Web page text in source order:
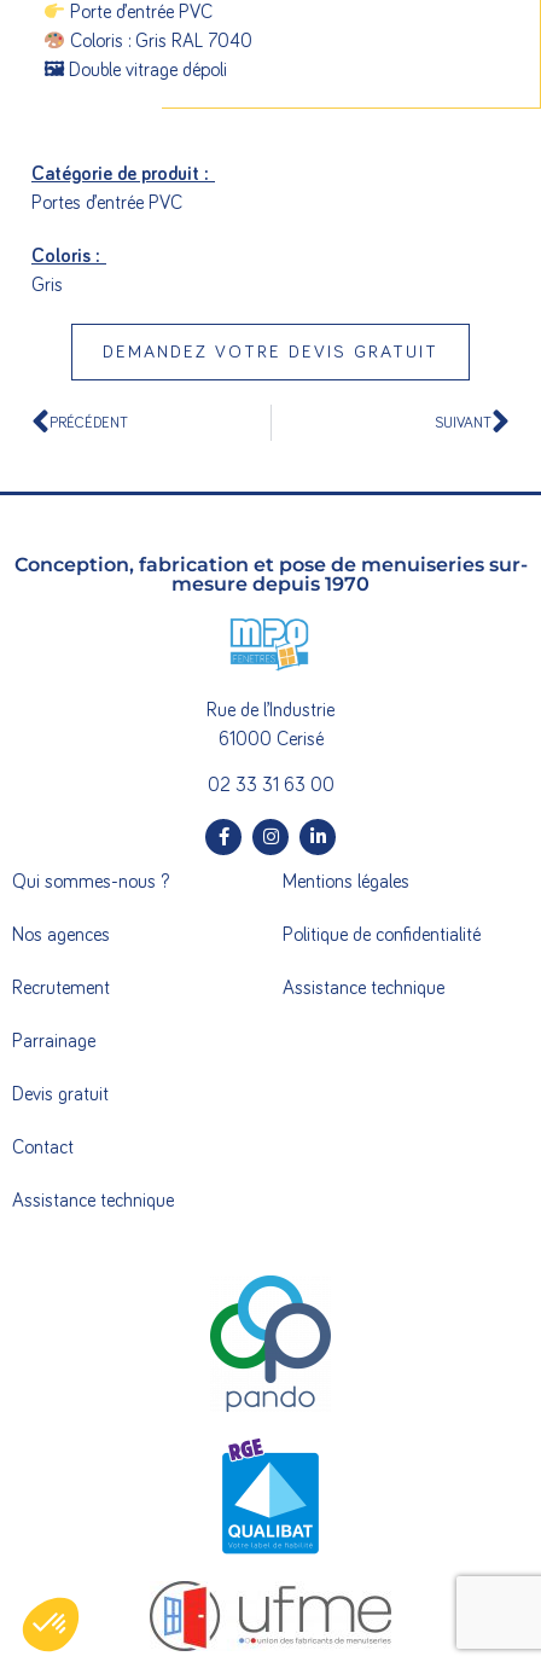
Porte d’entrée PVC
Coloris : Gris RAL 7040
🖼 Double vitrage dépoli
Catégorie de produit :
Portes d’entrée PVC
Coloris :
Gris
DEMANDEZ VOTRE DEVIS GRATUIT
PRÉCÉDENT SUIVANT
Conception, fabrication et pose de menuiseries sur-
mesure depuis 1970
Rue de l’Industrie
61000 Cerisé
02 33 31 63 00
Qui sommes-nous ?
Nos agences
Recrutement
Parrainage
Devis gratuit
Contact
Assistance technique
Mentions légales
Politique de confidentialité
Assistance technique